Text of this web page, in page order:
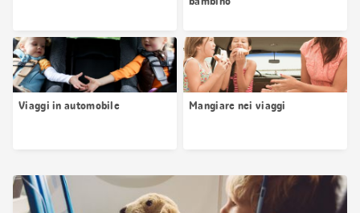
Viaggi in automobile Mangiare nei viaggi